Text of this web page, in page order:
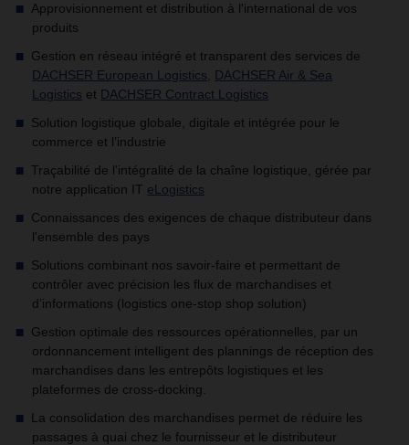
Approvisionnement et distribution à l'international de vos
produits
Gestion en réseau intégré et transparent des services de
DACHSER European Logistics
DACHSER Air & Sea
Logistics et DACHSER Contract Logistics
Solution logistique globale, digitale et intégrée pour le
commerce et l’industrie
Traçabilité de l'intégralité de la chaîne logistique, gérée par
notre application IT eLogistics
Connaissances des exigences de chaque distributeur dans
l'ensemble des pays
Solutions combinant nos savoir-faire et permettant de
contrôler avec précision les flux de marchandises et
d’informations (logistics one-stop shop solution)
Gestion optimale des ressources opérationnelles, par un
ordonnancement intelligent des plannings de réception des
marchandises dans les entrepôts logistiques et les
plateformes de cross-docking.
La consolidation des marchandises permet de réduire les
passages à quai chez le fournisseur et le distributeur